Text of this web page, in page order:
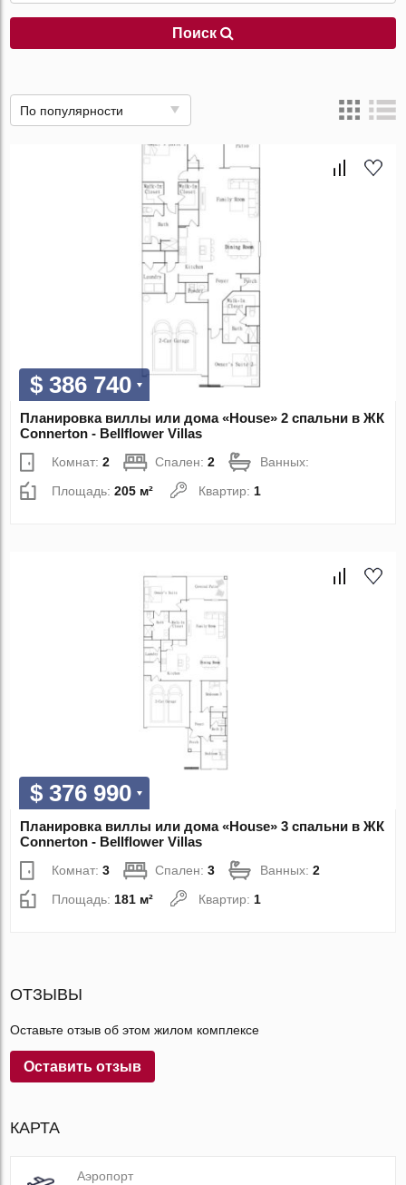
Поиск
По популярности
$ 386 740
Планировка виллы или дома «House» 2 спальни в ЖК
Connerton - Bellflower Villas
Комнат:2 Спален:2
Ванных:
Площадь:205 м² Квартир:1
$ 376 990
Планировка виллы или дома «House» 3 спальни в ЖК
Connerton - Bellflower Villas
Комнат:3 Спален:3 Ванных:2
Площадь: 181 м² Квартир: 1
ОТЗЫВЫ
Оставьте отзыв об этом жилом комплексе
Оставить отзыв
КАРТА
Аэропорт